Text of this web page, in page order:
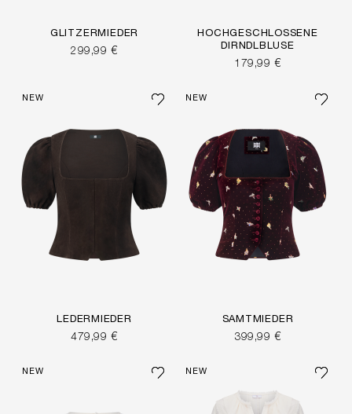
GLITZERMIEDER
299,99 €
HOCHGESCHLOSSENE
DIRNDLBLUSE
179,99 €
NEW
LEDERMIEDER
479,99 €
NEW
SAMTMIEDER
399,99 €
NEW NEW